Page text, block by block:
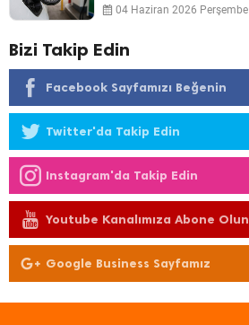
04 Haziran 2026 Perşembe
Bizi Takip Edin
Facebook Sayfamızı Beğenin
Twitter'da Takip Edin
Instagram'da Takip Edin
Youtube Kanalımıza Abone Olun
Google Business Sayfamız